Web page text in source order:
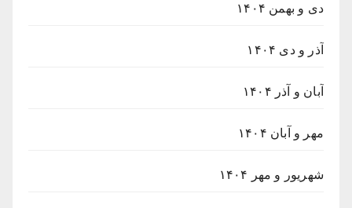
دی و بهمن ۱۴۰۴
آذر و دی ۱۴۰۴
آبان و آذر ۱۴۰۴
مهر و آبان ۱۴۰۴
شهریور و مهر ۱۴۰۴